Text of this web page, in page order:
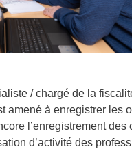
/ chargé de la
amené à enregistrer les
l’enregistrement des
d’activité des